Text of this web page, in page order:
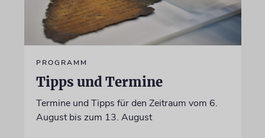
PROGRAMM
Tipps und Termine
Termine und Tipps für den Zeitraum vom 6.
August bis zum 13. August